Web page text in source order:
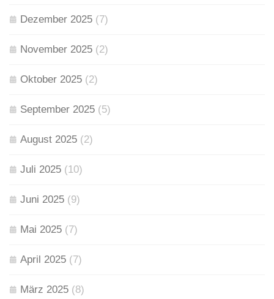
Dezember 2025 (7)
November 2025 (2)
Oktober 2025 (2)
September 2025 (5)
August 2025 (2)
Juli 2025 (10)
Juni 2025 (9)
Mai 2025 (7)
April 2025 (7)
März 2025 (8)